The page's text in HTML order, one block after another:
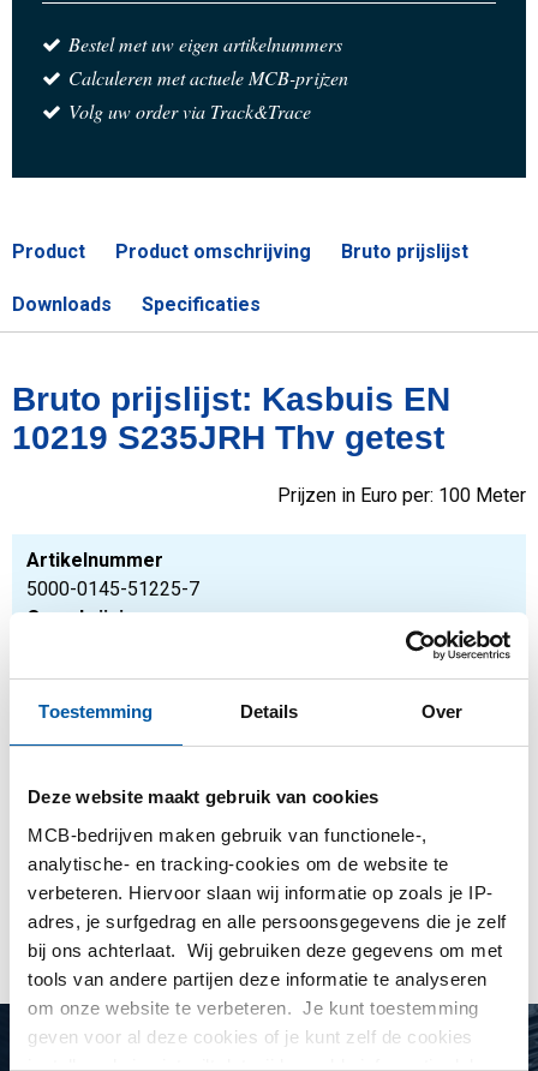
Toestemming Details Over
Deze website maakt gebruik van cookies
MCB-bedrijven maken gebruik van functionele-,
analytische- en tracking-cookies om de website te
verbeteren. Hiervoor slaan wij informatie op zoals je IP-
adres, je surfgedrag en alle persoonsgegevens die je zelf
bij ons achterlaat. Wij gebruiken deze gegevens om met
tools van andere partijen deze informatie te analyseren
om onze website te verbeteren. Je kunt toestemming
geven voor al deze cookies of je kunt zelf de cookies
instellen als je niet wilt dat wij bepaalde informatie delen.
Bestel met uw eigen artikelnummers
Calculeren met actuele MCB-prijzen
Volg uw order via Track&Trace
Product Product omschrijving Bruto prijslijst
Downloads Specificaties
Bruto prijslijst: Kasbuis EN
10219 S235JRH Thv getest
Prijzen in Euro per: 100 Meter
Artikelnummer
5000-0145-51225-7
Omschrijving
Kasbuis EN 10219 S235JRH getest 51x2,25 a 7 mtr
thermisch verzinkt
Bruto prijs
Selecteer
Toon meer